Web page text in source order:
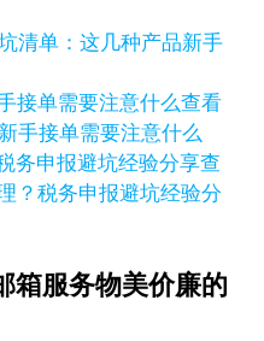
清单：这几种产品新手
查看
手接单需要注意什么
查
？税务申报避坑经验分
箱服务物美价廉的